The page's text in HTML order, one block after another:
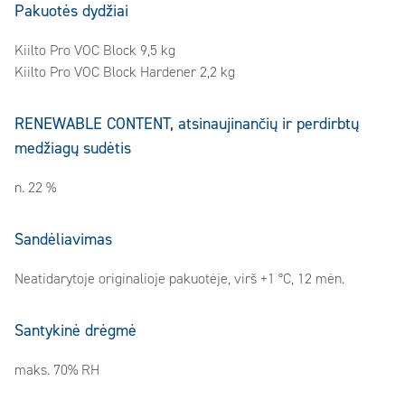
Pakuotės dydžiai
Kiilto Pro VOC Block 9,5 kg
Kiilto Pro VOC Block Hardener 2,2 kg
RENEWABLE CONTENT, atsinaujinančių ir perdirbtų
medžiagų sudėtis
n. 22 %
Sandėliavimas
Neatidarytoje originalioje pakuotėje, virš +1 °C, 12 mėn.
Santykinė drėgmė
maks. 70% RH